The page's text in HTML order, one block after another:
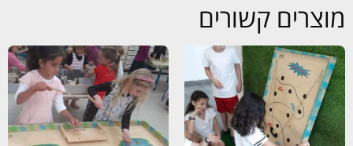
מוצרים קשורים